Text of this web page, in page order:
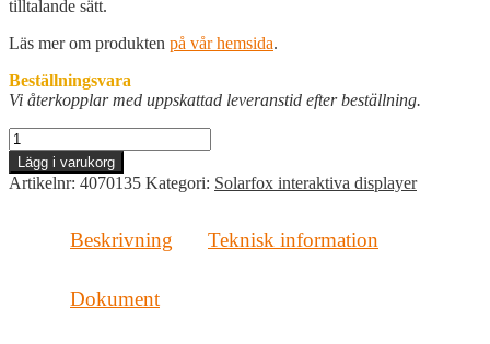
tilltalande sätt.
Läs mer om produkten på vår hemsida.
Beställningsvara
Vi återkopplar med uppskattad leveranstid efter beställning.
Solarfox
Display
SF-
600
Utomhusbruk
Lägg i varukorg
Artikelnr: 4070135 Kategori: Solarfox interaktiva displayer
Beskrivning Teknisk information
Dokument